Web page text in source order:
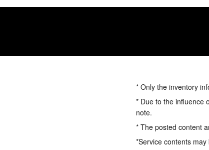
* Only the inventory
* Due to the influence
note.
* The posted content
*Service contents